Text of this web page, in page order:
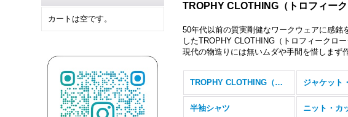
カートは空です。
TROPHY CLOTHING（トロフィーク
50年代以前の質実剛健なワークウェアに感
したTROPHY CLOTHING（トロフィークロー
現代の物造りには無いムダや手間を惜しまず
TROPHY CLOTHING（トロフィークロージング） (全商品) ジャケット
半袖シャツ ニット・カ